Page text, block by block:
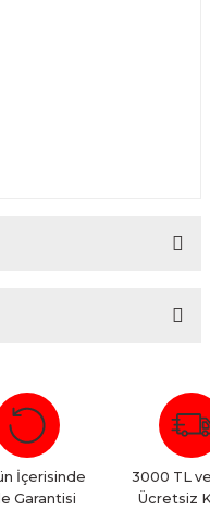
yapın!
İçerisinde
Garantisi
3000 TL
Ücretsiz